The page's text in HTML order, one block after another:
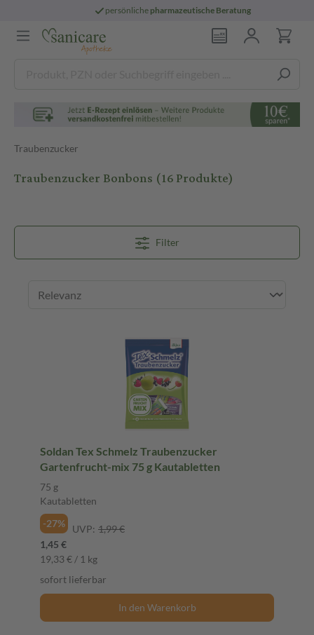
persönlichepharmazeutische Beratung
Traubenzucker
Traubenzucker Bonbons (16 Produkte)
Filter
Soldan Tex Schmelz Traubenzucker
Gartenfrucht-mix 75 g Kautabletten
75 g
Kautabletten
-27%
UVP: 1,99 €
1,45 €
19,33 € / 1 kg
sofort lieferbar
In den Warenkorb